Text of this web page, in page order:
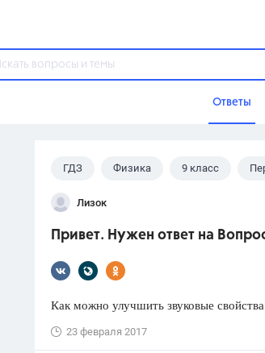
Ответы
Популярные темы
3273 ответа
3460 ответов
ГДЗ Физика 9 класс
Лизок
Привет. Нужен ответ на
Как можно улучшить звуковые
23 февраля 2017